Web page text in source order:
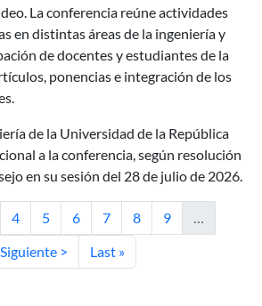
La conferencia reúne actividades
en distintas áreas de la ingeniería y
de docentes y estudiantes de la
ponencias e integración de los
de la Universidad de la República
a la conferencia, según resolución
en su sesión del 28 de julio de 2026.
Página
4 Página
5 Página
6 Página
7 Página
8 Página
9
Siguiente página
Siguiente > Última página
Last »